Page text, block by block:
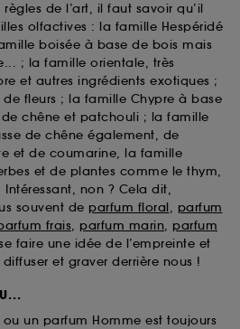
de l’art, il faut savoir qu’il
olfactives : la famille Hespéridé
boisée à base de bois mais
; la famille orientale, très
et autres ingrédients exotiques ;
fleurs ; la famille Chypre à base
chêne et patchouli ; la famille
de chêne également, de
et de coumarine, la famille
et de plantes comme le thym,
non ? Cela dit,
souvent de parfum floral, parfum
frais, parfum marin, parfum
faire une idée de l’empreinte et
diffuser et graver derrière nous !
un parfum Homme est toujours